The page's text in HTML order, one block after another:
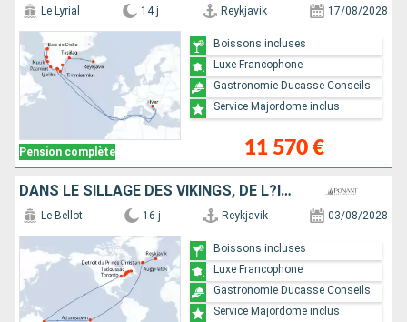
Pension complète
Le Lyrial 14 j Reykjavik 17/08/2028
11 570 €
Boissons incluses
Luxe Francophone
Gastronomie Ducasse Conseils
Service Majordome inclus
DANS LE SILLAGE DES VIKINGS, DE L?ISLANDE AU CANADA
Le Bellot 16 j Reykjavik 03/08/2028
Boissons incluses
Luxe Francophone
Gastronomie Ducasse Conseils
Service Majordome inclus